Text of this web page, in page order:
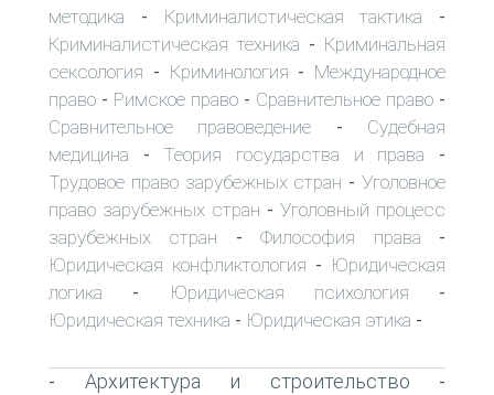
методика - Криминалистическая тактика -
Криминалистическая техника - Криминальная
сексология - Криминология - Международное
право - Римское право - Сравнительное право -
Сравнительное правоведение - Судебная
медицина - Теория государства и права -
Трудовое право зарубежных стран -Уголовное
право зарубежных стран - Уголовный процесс
зарубежных стран -Философия права -
Юридическая конфликтология - Юридическая
логика - Юридическая психология -
Юридическая техника - Юридическая этика -
- Архитектура и строительство -